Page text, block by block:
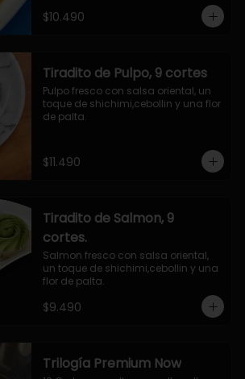
$10.490
Tiradito de Pulpo, 9 cortes
Pulpo fresco con salsa oriental, un
toque de shichimi,cebollin y una flor
de palta.
$11.490
Tiradito de Salmon, 9
cortes.
Salmon fresco con salsa oriental,
un toque de shichimi,cebollin y una
flor de palta.
$9.490
Trilogía Premium Now